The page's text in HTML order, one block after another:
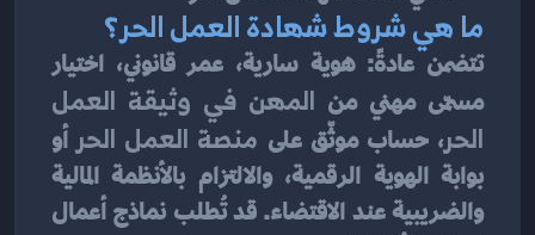
ما هي شروط شهادة العمل الحر؟
تتضمن عادةً: هوية سارية، عمر قانوني، اختيار
مسمّى مهني من
الحر، حساب موثّق على منصة العمل الحر